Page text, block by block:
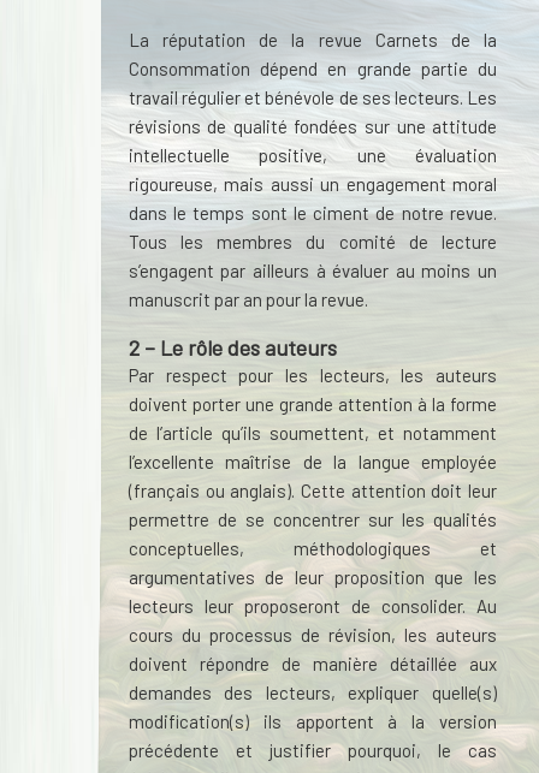
La réputation de la revue Carnets de la
Consommation dépend en grande partie du
travail régulier et bénévole de ses lecteurs. Les
révisions de qualité fondées sur une attitude
intellectuelle positive, une évaluation
rigoureuse, mais aussi un engagement moral
dans le temps sont le ciment de notre revue.
Tous les membres du comité de lecture
s’engagent par ailleurs à évaluer au moins un
manuscrit par an pour la revue.
2 – Le rôle des auteurs
Par respect pour les lecteurs, les auteurs
doivent porter une grande attention à la forme
de l’article qu’ils soumettent, et notamment
l’excellente maîtrise de la langue employée
(français ou anglais). Cette attention doit leur
permettre de se concentrer sur les qualités
conceptuelles, méthodologiques et
argumentatives de leur proposition que les
lecteurs leur proposeront de consolider. Au
cours du processus de révision, les auteurs
doivent répondre de manière détaillée aux
demandes des lecteurs, expliquer quelle(s)
modification(s) ils apportent à la version
précédente et justifier pourquoi, le cas